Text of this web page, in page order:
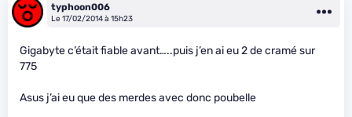
typhoon006
Le 17/02/2014 à 15h23
Gigabyte c’était fiable avant…..puis j’en ai eu 2 de cramé sur
775
Asus j’ai eu que des merdes avec donc poubelle